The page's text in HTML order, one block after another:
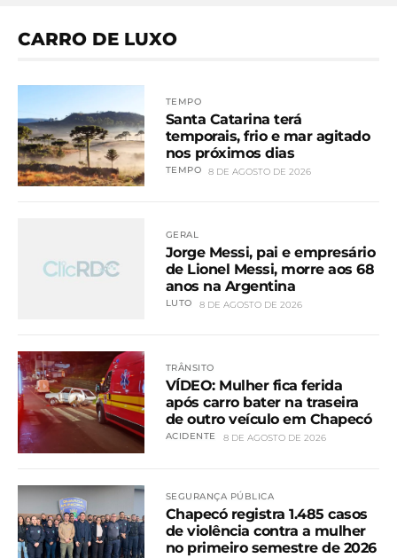
CARRO DE LUXO
TEMPO
Santa Catarina terá
temporais, frio e mar agitado
nos próximos dias
TEMPO 8 DE AGOSTO DE 2026
GERAL
Jorge Messi, pai e empresário
de Lionel Messi, morre aos 68
anos na Argentina
LUTO 8 DE AGOSTO DE 2026
TRÂNSITO
VÍDEO: Mulher fica ferida
após carro bater na traseira
de outro veículo em Chapecó
ACIDENTE 8 DE AGOSTO DE 2026
SEGURANÇA PÚBLICA
Chapecó registra 1.485 casos
de violência contra a mulher
no primeiro semestre de 2026